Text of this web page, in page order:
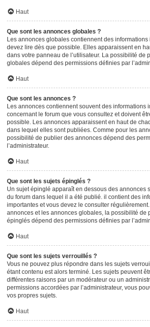
Haut
Que sont les annonces globales ?
Les annonces globales contiennent des
devez lire dès que possible. Elles apparaissent en
dans votre panneau de l’utilisateur. La possibilité de
globales dépend des permissions définies par
Haut
Que sont les annonces ?
Les annonces contiennent souvent des informations
concernant le forum que vous consultez et doivent
possible. Les annonces apparaissent en haut de
dans lequel elles sont publiées. Comme pour les
possibilité de publier des annonces dépend des
l’administrateur.
Haut
Que sont les sujets épinglés ?
Un sujet épinglé apparaît en dessous des annonces
du forum dans lequel il a été publié. il contient des
importantes et vous devez le consulter
annonces et les annonces globales, la possibilité de
épinglés dépend des permissions définies par
Haut
Que sont les sujets verrouillés ?
Vous ne pouvez plus répondre dans les sujets
étant contenu est alors terminé. Les sujets peuvent
différentes raisons par un modérateur ou un
permissions accordées par l’administrateur, vous
vos propres sujets.
Haut